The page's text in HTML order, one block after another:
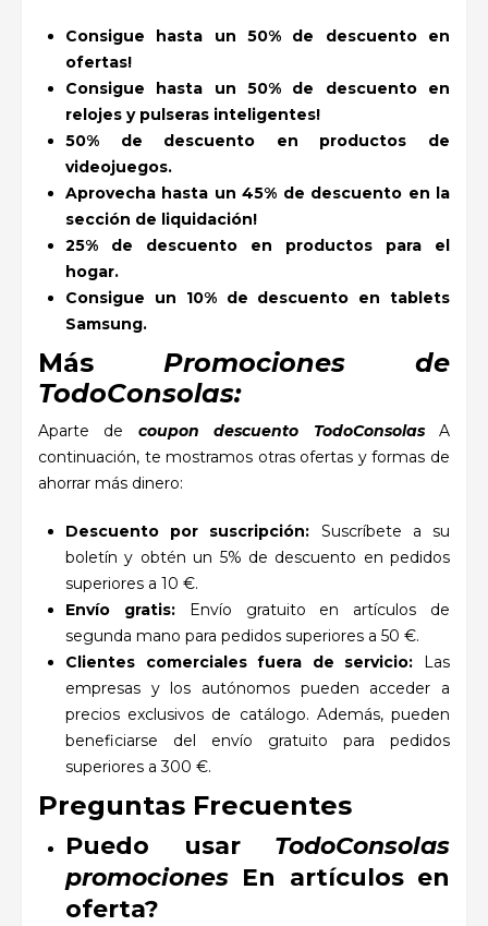
Consigue hasta un 50% de descuento en
ofertas!
Consigue hasta un 50% de descuento en
relojes y pulseras inteligentes!
50% de descuento en productos de
videojuegos.
Aprovecha hasta un 45% de descuento en la
sección de liquidación!
25% de descuento en productos para el
hogar.
Consigue un 10% de descuento en tablets
Samsung.
Más Promociones de
TodoConsolas:
Aparte de coupon descuento TodoConsolasA
continuación, te mostramos otras ofertas y formas de
ahorrar más dinero:
Descuento por suscripción: Suscríbete a su
boletín y obtén un 5% de descuento en pedidos
superiores a 10 €.
Envío gratis:
Envío gratuito en artículos de
segunda mano para pedidos superiores a 50 €.
Clientes comerciales fuera de servicio:
Las
empresas y los autónomos pueden acceder a
precios exclusivos de catálogo. Además, pueden
beneficiarse del envío gratuito para pedidos
superiores a 300 €.
Preguntas Frecuentes
Puedo usar TodoConsolas
promociones En artículos en
oferta?